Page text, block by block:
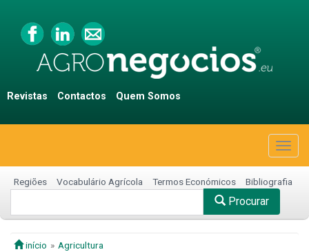
Revistas Contactos Quem Somos
Regiões Vocabulário Agrícola Termos Económicos Bibliografia
Procurar
início
Agricultura